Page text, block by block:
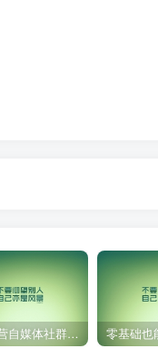
高效运营自媒体社群，让内容更有价值！